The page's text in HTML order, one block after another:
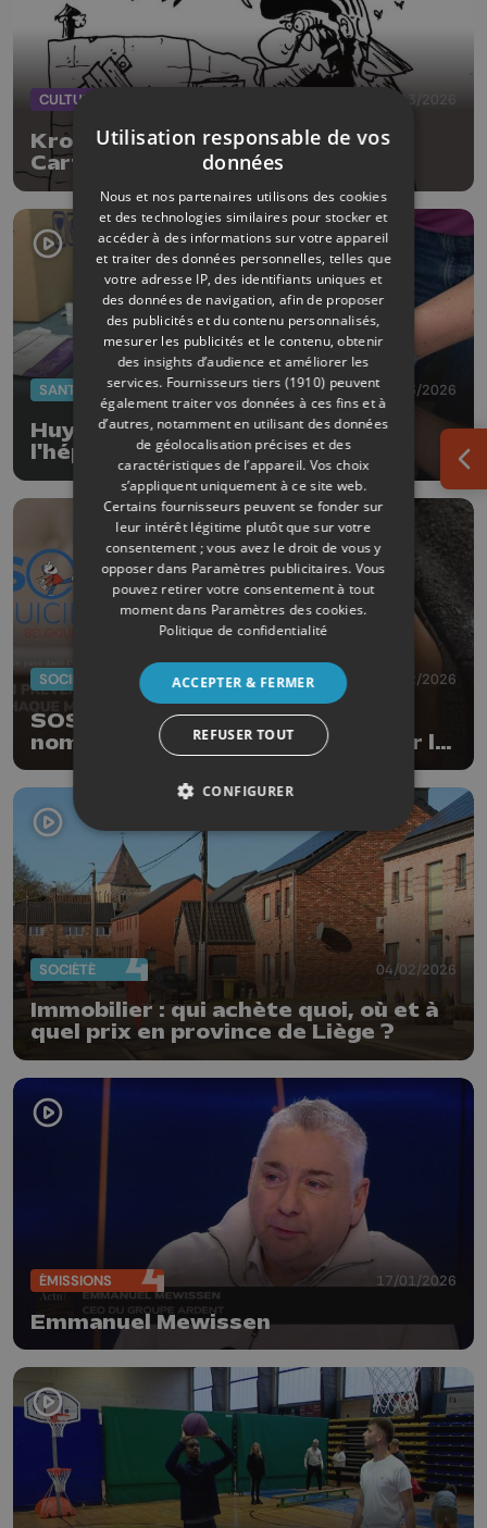
CULTURE 25/03/2026
Kroll : troisième lauréat du Press
Cartoon Belgium 2025
SANTÉ 18/03/2026
Huy sensibilise au dépistage de
l'hépatite C
SOCIÉTÉ 05/02/2026
SOS Suicide Belgique : nouveaux
nom et numéro de téléphone pour la
prévention du suicide
SOCIÉTÉ 04/02/2026
Immobilier : qui achète quoi, où et à
quel prix en province de Liège ?
ÉMISSIONS 17/01/2026
Emmanuel Mewissen
Utilisation responsable de vos
données
Nous et nos partenaires utilisons des cookies
et des technologies similaires pour stocker et
accéder à des informations sur votre appareil
et traiter des données personnelles, telles que
votre adresse IP, des identifiants uniques et
des données de navigation, afin de proposer
des publicités et du contenu personnalisés,
mesurer les publicités et le contenu, obtenir
des insights d’audience et améliorer les
services. Fournisseurs tiers (1910) peuvent
également traiter vos données à ces fins et à
d’autres, notamment en utilisant des données
de géolocalisation précises et des
caractéristiques de l’appareil. Vos choix
s’appliquent uniquement à ce site web.
Certains fournisseurs peuvent se fonder sur
leur intérêt légitime plutôt que sur votre
consentement ; vous avez le droit de vous y
opposer dans Paramètres publicitaires. Vous
pouvez retirer votre consentement à tout
moment dans Paramètres des cookies.
Politique de confidentialité
ACCEPTER & FERMER
REFUSER TOUT
CONFIGURER